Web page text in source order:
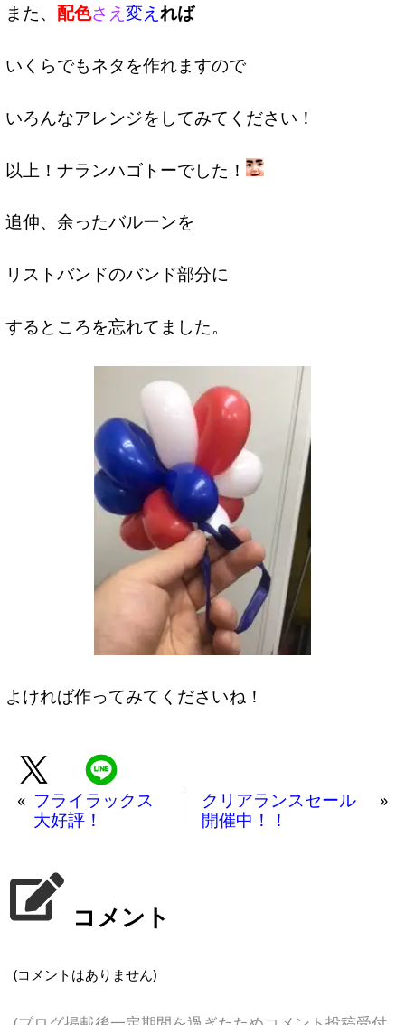
また、 配色さえ 変え れば
いくらでもネタを作れますので
いろんなアレンジをしてみてください！
以上！ナランハゴトーでした！
追伸、余ったバルーンを
リストバンドのバンド部分に
するところを忘れてました。
よければ作ってみてくださいね！
« フライラックス
大好評！
クリアランスセール
開催中！！
»
コメント
(コメントはありません)